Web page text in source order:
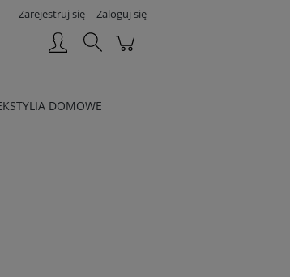
Zarejestruj się Zaloguj się
DOMOWE